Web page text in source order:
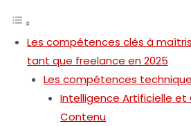
Les compétences clés à
tant que freelance en 2025
Les compétences
Intelligence Artificielle et
Contenu